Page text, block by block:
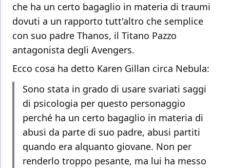
che ha un certo bagaglio in materia di traumi
dovuti a un rapporto tutt'altro che semplice
con suo padre Thanos, il Titano Pazzo
antagonista degli Avengers.
Ecco cosa ha detto Karen Gillan circa Nebula:
Sono stata in grado di usare svariati saggi
di psicologia per questo personaggio
perché ha un certo bagaglio in materia di
abusi da parte di suo padre, abusi partiti
quando era alquanto giovane. Non per
renderlo troppo pesante, ma lui ha messo